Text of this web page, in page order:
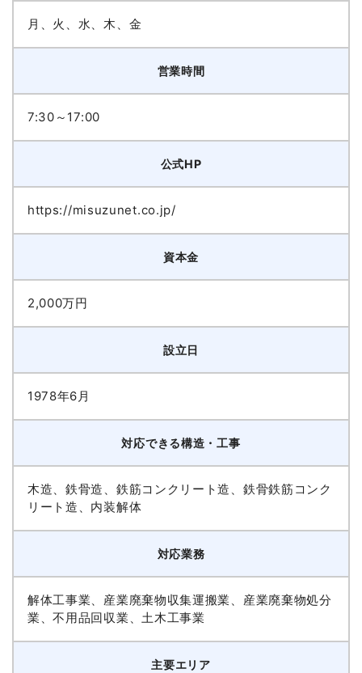
月、火、水、木、金
営業時間
7:30～17:00
公式HP
https://misuzunet.co.jp/
資本金
2,000万円
設立日
1978年6月
対応できる構造・工事
木造、鉄骨造、鉄筋コンクリート造、鉄骨鉄筋コンク
リート造、内装解体
対応業務
解体工事業、産業廃棄物収集運搬業、産業廃棄物処分
業、不用品回収業、土木工事業
主要エリア